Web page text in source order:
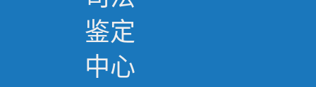
鉴定
中心